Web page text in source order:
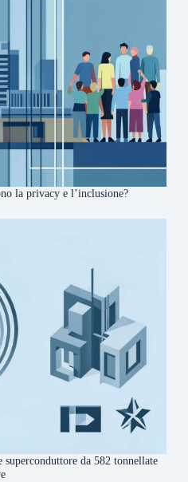
la privacy e l’inclusione?
da 582 tonnellate